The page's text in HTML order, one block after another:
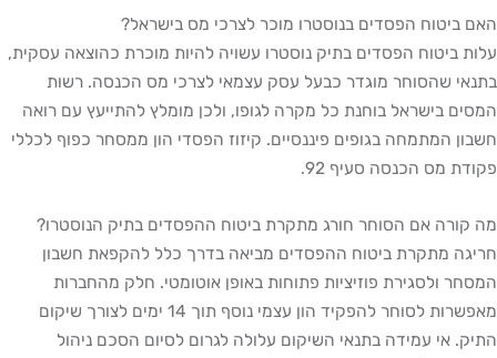
הפסדים בנוסטרו מוכר לצרכי מס בישראל?
הפסדים בתיק נוסטרו עשויה להיות מוכרת כהוצאה עסקית,
שהסוחר מוגדר כבעל עסק עצמאי לצרכי מס הכנסה. רשות
בישראל בוחנת כל מקרה לגופו, ולכן מומלץ להתייעץ עם רואה
בגופים פיננסיים. קיזוז הפסדי הון ממסחר כפוף לכללי
הכנסה סעיף 92.
אם הסוחר חורג מתקרת ביטוח ההפסדים בתיק הנוסטרו?
מתקרת ביטוח ההפסדים מביאה בדרך כלל להקפאת חשבון
פוזיציות פתוחות באופן אוטומטי. חלק מהחברות
מאפשרות לסוחר להפקיד הון עצמי נוסף תוך 14 ימים לצורך שיקום
עמידה בתנאי השיקום עלולה לגרום לסיום הסכם ניהול